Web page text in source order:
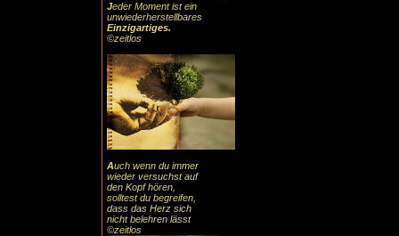
Jeder Moment ist ein
unwiederherstellbares
Einzigartiges.
©zeitlos
Auch wenn du immer
wieder versuchst auf
den Kopf hören,
solltest du begreifen,
dass das Herz sich
nicht belehren lässt
©zeitlos